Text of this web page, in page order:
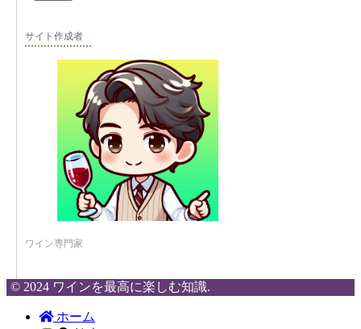
サイト作成者
ワイン専門家
© 2024 ワインを最高に楽しむ知識.
ホーム